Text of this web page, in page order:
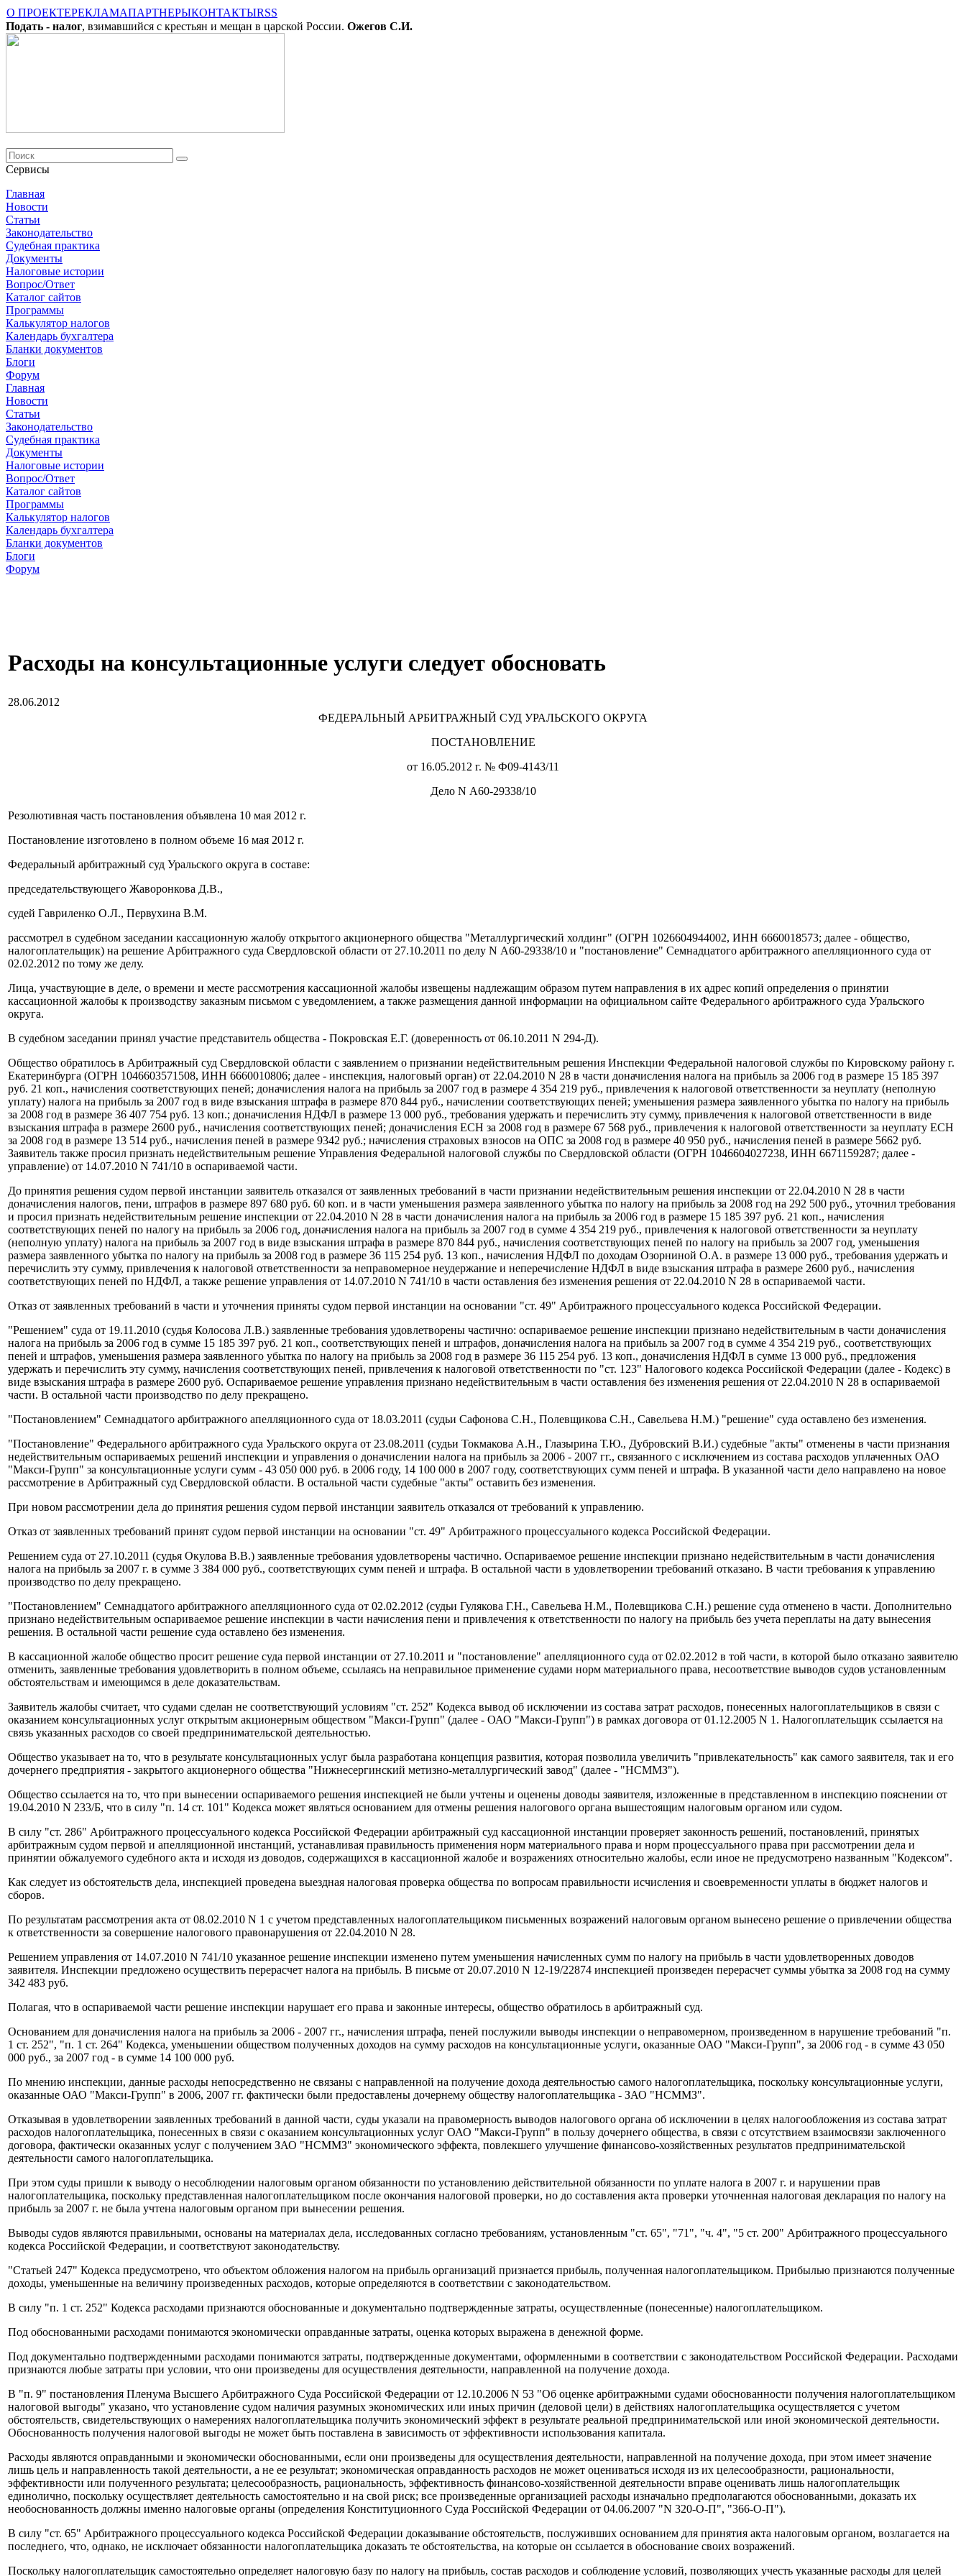
О ПРОЕКТЕРЕКЛАМАПАРТНЕРЫКОНТАКТЫRSS
Подать - налог, взимавшийся с крестьян и мещан в царской России. Ожегов С.И.
Сервисы
Главная
Новости
Cтатьи
Законодательство
Судебная практика
Документы
Налоговые истории
Вопрос/Ответ
Каталог сайтов
Программы
Калькулятор налогов
Календарь бухгалтера
Бланки документов
Блоги
Форум
Главная
Новости
Cтатьи
Законодательство
Судебная практика
Документы
Налоговые истории
Вопрос/Ответ
Каталог сайтов
Программы
Калькулятор налогов
Календарь бухгалтера
Бланки документов
Блоги
Форум
Расходы на консультационные услуги следует обосновать
28.06.2012
ФЕДЕРАЛЬНЫЙ АРБИТРАЖНЫЙ СУД УРАЛЬСКОГО ОКРУГА
ПОСТАНОВЛЕНИЕ
от 16.05.2012 г. № Ф09-4143/11
Дело N А60-29338/10
Резолютивная часть постановления объявлена 10 мая 2012 г.
Постановление изготовлено в полном объеме 16 мая 2012 г.
Федеральный арбитражный суд Уральского округа в составе:
председательствующего Жаворонкова Д.В.,
судей Гавриленко О.Л., Первухина В.М.
рассмотрел в судебном заседании кассационную жалобу открытого акционерного общества "Металлургический холдинг" (ОГРН 1026604944002, ИНН 6660018573; далее - общество,
налогоплательщик) на решение Арбитражного суда Свердловской области от 27.10.2011 по делу N А60-29338/10 и "постановление" Семнадцатого арбитражного апелляционного суда от
02.02.2012 по тому же делу.
Лица, участвующие в деле, о времени и месте рассмотрения кассационной жалобы извещены надлежащим образом путем направления в их адрес копий определения о принятии
кассационной жалобы к производству заказным письмом с уведомлением, а также размещения данной информации на официальном сайте Федерального арбитражного суда Уральского
округа.
В судебном заседании принял участие представитель общества - Покровская Е.Г. (доверенность от 06.10.2011 N 294-Д).
Общество обратилось в Арбитражный суд Свердловской области с заявлением о признании недействительным решения Инспекции Федеральной налоговой службы по Кировскому району г.
Екатеринбурга (ОГРН 1046603571508, ИНН 6660010806; далее - инспекция, налоговый орган) от 22.04.2010 N 28 в части доначисления налога на прибыль за 2006 год в размере 15 185 397
руб. 21 коп., начисления соответствующих пеней; доначисления налога на прибыль за 2007 год в размере 4 354 219 руб., привлечения к налоговой ответственности за неуплату (неполную
уплату) налога на прибыль за 2007 год в виде взыскания штрафа в размере 870 844 руб., начислении соответствующих пеней; уменьшения размера заявленного убытка по налогу на прибыль
за 2008 год в размере 36 407 754 руб. 13 коп.; доначисления НДФЛ в размере 13 000 руб., требования удержать и перечислить эту сумму, привлечения к налоговой ответственности в виде
взыскания штрафа в размере 2600 руб., начисления соответствующих пеней; доначисления ЕСН за 2008 год в размере 67 568 руб., привлечения к налоговой ответственности за неуплату ЕСН
за 2008 год в размере 13 514 руб., начисления пеней в размере 9342 руб.; начисления страховых взносов на ОПС за 2008 год в размере 40 950 руб., начисления пеней в размере 5662 руб.
Заявитель также просил признать недействительным решение Управления Федеральной налоговой службы по Свердловской области (ОГРН 1046604027238, ИНН 6671159287; далее -
управление) от 14.07.2010 N 741/10 в оспариваемой части.
До принятия решения судом первой инстанции заявитель отказался от заявленных требований в части признании недействительным решения инспекции от 22.04.2010 N 28 в части
доначисления налогов, пени, штрафов в размере 897 680 руб. 60 коп. и в части уменьшения размера заявленного убытка по налогу на прибыль за 2008 год на 292 500 руб., уточнил требования
и просил признать недействительным решение инспекции от 22.04.2010 N 28 в части доначисления налога на прибыль за 2006 год в размере 15 185 397 руб. 21 коп., начисления
соответствующих пеней по налогу на прибыль за 2006 год, доначисления налога на прибыль за 2007 год в сумме 4 354 219 руб., привлечения к налоговой ответственности за неуплату
(неполную уплату) налога на прибыль за 2007 год в виде взыскания штрафа в размере 870 844 руб., начисления соответствующих пеней по налогу на прибыль за 2007 год, уменьшения
размера заявленного убытка по налогу на прибыль за 2008 год в размере 36 115 254 руб. 13 коп., начисления НДФЛ по доходам Озорниной О.А. в размере 13 000 руб., требования удержать и
перечислить эту сумму, привлечения к налоговой ответственности за неправомерное неудержание и неперечисление НДФЛ в виде взыскания штрафа в размере 2600 руб., начисления
соответствующих пеней по НДФЛ, а также решение управления от 14.07.2010 N 741/10 в части оставления без изменения решения от 22.04.2010 N 28 в оспариваемой части.
Отказ от заявленных требований в части и уточнения приняты судом первой инстанции на основании "ст. 49" Арбитражного процессуального кодекса Российской Федерации.
"Решением" суда от 19.11.2010 (судья Колосова Л.В.) заявленные требования удовлетворены частично: оспариваемое решение инспекции признано недействительным в части доначисления
налога на прибыль за 2006 год в сумме 15 185 397 руб. 21 коп., соответствующих пеней и штрафов, доначисления налога на прибыль за 2007 год в сумме 4 354 219 руб., соответствующих
пеней и штрафов, уменьшения размера заявленного убытка по налогу на прибыль за 2008 год в размере 36 115 254 руб. 13 коп., доначисления НДФЛ в сумме 13 000 руб., предложения
удержать и перечислить эту сумму, начисления соответствующих пеней, привлечения к налоговой ответственности по "ст. 123" Налогового кодекса Российской Федерации (далее - Кодекс) в
виде взыскания штрафа в размере 2600 руб. Оспариваемое решение управления признано недействительным в части оставления без изменения решения от 22.04.2010 N 28 в оспариваемой
части. В остальной части производство по делу прекращено.
"Постановлением" Семнадцатого арбитражного апелляционного суда от 18.03.2011 (судьи Сафонова С.Н., Полевщикова С.Н., Савельева Н.М.) "решение" суда оставлено без изменения.
"Постановление" Федерального арбитражного суда Уральского округа от 23.08.2011 (судьи Токмакова А.Н., Глазырина Т.Ю., Дубровский В.И.) судебные "акты" отменены в части признания
недействительным оспариваемых решений инспекции и управления о доначислении налога на прибыль за 2006 - 2007 гг., связанного с исключением из состава расходов уплаченных ОАО
"Макси-Групп" за консультационные услуги сумм - 43 050 000 руб. в 2006 году, 14 100 000 в 2007 году, соответствующих сумм пеней и штрафа. В указанной части дело направлено на новое
рассмотрение в Арбитражный суд Свердловской области. В остальной части судебные "акты" оставить без изменения.
При новом рассмотрении дела до принятия решения судом первой инстанции заявитель отказался от требований к управлению.
Отказ от заявленных требований принят судом первой инстанции на основании "ст. 49" Арбитражного процессуального кодекса Российской Федерации.
Решением суда от 27.10.2011 (судья Окулова В.В.) заявленные требования удовлетворены частично. Оспариваемое решение инспекции признано недействительным в части доначисления
налога на прибыль за 2007 г. в сумме 3 384 000 руб., соответствующих сумм пеней и штрафа. В остальной части в удовлетворении требований отказано. В части требования к управлению
производство по делу прекращено.
"Постановлением" Семнадцатого арбитражного апелляционного суда от 02.02.2012 (судьи Гулякова Г.Н., Савельева Н.М., Полевщикова С.Н.) решение суда отменено в части. Дополнительно
признано недействительным оспариваемое решение инспекции в части начисления пени и привлечения к ответственности по налогу на прибыль без учета переплаты на дату вынесения
решения. В остальной части решение суда оставлено без изменения.
В кассационной жалобе общество просит решение суда первой инстанции от 27.10.2011 и "постановление" апелляционного суда от 02.02.2012 в той части, в которой было отказано заявителю
отменить, заявленные требования удовлетворить в полном объеме, ссылаясь на неправильное применение судами норм материального права, несоответствие выводов судов установленным
обстоятельствам и имеющимся в деле доказательствам.
Заявитель жалобы считает, что судами сделан не соответствующий условиям "ст. 252" Кодекса вывод об исключении из состава затрат расходов, понесенных налогоплательщиков в связи с
оказанием консультационных услуг открытым акционерным обществом "Макси-Групп" (далее - ОАО "Макси-Групп") в рамках договора от 01.12.2005 N 1. Налогоплательщик ссылается на
связь указанных расходов со своей предпринимательской деятельностью.
Общество указывает на то, что в результате консультационных услуг была разработана концепция развития, которая позволила увеличить "привлекательность" как самого заявителя, так и его
дочернего предприятия - закрытого акционерного общества "Нижнесергинский метизно-металлургический завод" (далее - "НСММЗ").
Общество ссылается на то, что при вынесении оспариваемого решения инспекцией не были учтены и оценены доводы заявителя, изложенные в представленном в инспекцию пояснении от
19.04.2010 N 233/Б, что в силу "п. 14 ст. 101" Кодекса может являться основанием для отмены решения налогового органа вышестоящим налоговым органом или судом.
В силу "ст. 286" Арбитражного процессуального кодекса Российской Федерации арбитражный суд кассационной инстанции проверяет законность решений, постановлений, принятых
арбитражным судом первой и апелляционной инстанций, устанавливая правильность применения норм материального права и норм процессуального права при рассмотрении дела и
принятии обжалуемого судебного акта и исходя из доводов, содержащихся в кассационной жалобе и возражениях относительно жалобы, если иное не предусмотрено названным "Кодексом".
Как следует из обстоятельств дела, инспекцией проведена выездная налоговая проверка общества по вопросам правильности исчисления и своевременности уплаты в бюджет налогов и
сборов.
По результатам рассмотрения акта от 08.02.2010 N 1 с учетом представленных налогоплательщиком письменных возражений налоговым органом вынесено решение о привлечении общества
к ответственности за совершение налогового правонарушения от 22.04.2010 N 28.
Решением управления от 14.07.2010 N 741/10 указанное решение инспекции изменено путем уменьшения начисленных сумм по налогу на прибыль в части удовлетворенных доводов
заявителя. Инспекции предложено осуществить перерасчет налога на прибыль. В письме от 20.07.2010 N 12-19/22874 инспекцией произведен перерасчет суммы убытка за 2008 год на сумму
342 483 руб.
Полагая, что в оспариваемой части решение инспекции нарушает его права и законные интересы, общество обратилось в арбитражный суд.
Основанием для доначисления налога на прибыль за 2006 - 2007 гг., начисления штрафа, пеней послужили выводы инспекции о неправомерном, произведенном в нарушение требований "п.
1 ст. 252", "п. 1 ст. 264" Кодекса, уменьшении обществом полученных доходов на сумму расходов на консультационные услуги, оказанные ОАО "Макси-Групп", за 2006 год - в сумме 43 050
000 руб., за 2007 год - в сумме 14 100 000 руб.
По мнению инспекции, данные расходы непосредственно не связаны с направленной на получение дохода деятельностью самого налогоплательщика, поскольку консультационные услуги,
оказанные ОАО "Макси-Групп" в 2006, 2007 гг. фактически были предоставлены дочернему обществу налогоплательщика - ЗАО "НСММЗ".
Отказывая в удовлетворении заявленных требований в данной части, суды указали на правомерность выводов налогового органа об исключении в целях налогообложения из состава затрат
расходов налогоплательщика, понесенных в связи с оказанием консультационных услуг ОАО "Макси-Групп" в пользу дочернего общества, в связи с отсутствием взаимосвязи заключенного
договора, фактически оказанных услуг с получением ЗАО "НСММЗ" экономического эффекта, повлекшего улучшение финансово-хозяйственных результатов предпринимательской
деятельности самого налогоплательщика.
При этом суды пришли к выводу о несоблюдении налоговым органом обязанности по установлению действительной обязанности по уплате налога в 2007 г. и нарушении прав
налогоплательщика, поскольку представленная налогоплательщиком после окончания налоговой проверки, но до составления акта проверки уточненная налоговая декларация по налогу на
прибыль за 2007 г. не была учтена налоговым органом при вынесении решения.
Выводы судов являются правильными, основаны на материалах дела, исследованных согласно требованиям, установленным "ст. 65", "71", "ч. 4", "5 ст. 200" Арбитражного процессуального
кодекса Российской Федерации, и соответствуют законодательству.
"Статьей 247" Кодекса предусмотрено, что объектом обложения налогом на прибыль организаций признается прибыль, полученная налогоплательщиком. Прибылью признаются полученные
доходы, уменьшенные на величину произведенных расходов, которые определяются в соответствии с законодательством.
В силу "п. 1 ст. 252" Кодекса расходами признаются обоснованные и документально подтвержденные затраты, осуществленные (понесенные) налогоплательщиком.
Под обоснованными расходами понимаются экономически оправданные затраты, оценка которых выражена в денежной форме.
Под документально подтвержденными расходами понимаются затраты, подтвержденные документами, оформленными в соответствии с законодательством Российской Федерации. Расходами
признаются любые затраты при условии, что они произведены для осуществления деятельности, направленной на получение дохода.
В "п. 9" постановления Пленума Высшего Арбитражного Суда Российской Федерации от 12.10.2006 N 53 "Об оценке арбитражными судами обоснованности получения налогоплательщиком
налоговой выгоды" указано, что установление судом наличия разумных экономических или иных причин (деловой цели) в действиях налогоплательщика осуществляется с учетом
обстоятельств, свидетельствующих о намерениях налогоплательщика получить экономический эффект в результате реальной предпринимательской или иной экономической деятельности.
Обоснованность получения налоговой выгоды не может быть поставлена в зависимость от эффективности использования капитала.
Расходы являются оправданными и экономически обоснованными, если они произведены для осуществления деятельности, направленной на получение дохода, при этом имеет значение
лишь цель и направленность такой деятельности, а не ее результат; экономическая оправданность расходов не может оцениваться исходя из их целесообразности, рациональности,
эффективности или полученного результата; целесообразность, рациональность, эффективность финансово-хозяйственной деятельности вправе оценивать лишь налогоплательщик
единолично, поскольку осуществляет деятельность самостоятельно и на свой риск; все произведенные организацией расходы изначально предполагаются обоснованными, доказать их
необоснованность должны именно налоговые органы (определения Конституционного Суда Российской Федерации от 04.06.2007 "N 320-О-П", "366-О-П").
В силу "ст. 65" Арбитражного процессуального кодекса Российской Федерации доказывание обстоятельств, послуживших основанием для принятия акта налоговым органом, возлагается на
последнего, что, однако, не исключает обязанности налогоплательщика доказать те обстоятельства, на которые он ссылается в обоснование своих возражений.
Поскольку налогоплательщик самостоятельно определяет налоговую базу по налогу на прибыль, состав расходов и соблюдение условий, позволяющих учесть указанные расходы для целей